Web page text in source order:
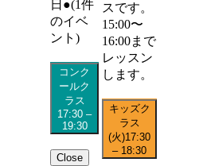
日 ●(1件
のイベ
ント)
コンク
ールク
ラス
17:30 –
19:30
Close
スです。
15:00〜
16:00まで
レッスン
します。
キッズク
ラス
(火)17:30
– 18:30